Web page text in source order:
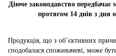
Діюче законодавство
протягом 14 днів з дня
Продукція, що з об’єктивних
сподобалася споживачеві, може